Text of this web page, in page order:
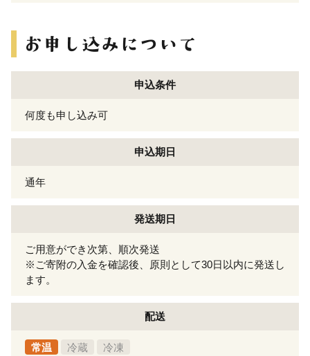
申込条件
何度も申し込み可
申込期日
通年
発送期日
ご用意ができ次第、順次発送
※ご寄附の入金を確認後、原則として30日以内に発送し
ます。
配送
常温 冷蔵 冷凍